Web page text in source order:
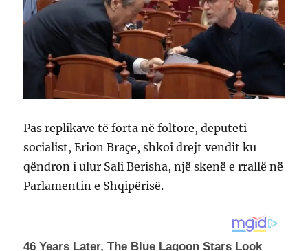
Pas replikave të forta në foltore, deputeti
socialist, Erion Braçe, shkoi drejt vendit ku
qëndron i ulur Sali Berisha, një skenë e rrallë në
Parlamentin e Shqipërisë.